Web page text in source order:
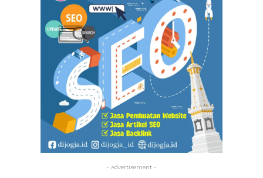
- Advertisement -